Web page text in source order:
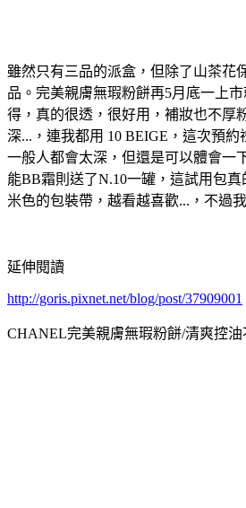
雖然只有三品的派盒，但除了山茶花
品。完美親膚無瑕粉餅再5月底一上
得，真的很透，很好用，補妝也不厚
深...，連我都用 10 BEIGE，這次預約
一般人都會太深，但還是可以體會一
能BB霜則送了N.10一罐，這試用包
米色的包裝帶，越看越喜歡...，不過
延伸閱讀
http://goris.pixnet.net/blog/post/37909001
CHANEL完美親膚無瑕粉餅/清爽控油